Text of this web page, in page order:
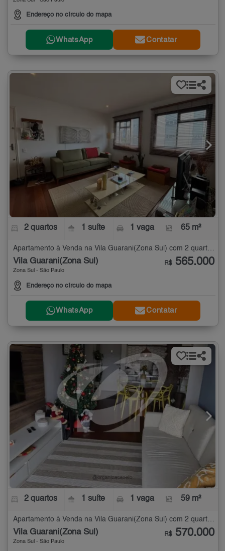
Endereço no círculo do mapa
WhatsApp Contatar
2 quartos 1 suíte 1 vaga 65 m²
Apartamento à Venda na Vila Guarani(Zona Sul) com 2 quartos - 65 m²
Vila Guarani(Zona Sul)
Zona Sul - São Paulo
Endereço no círculo do mapa
R$ 565.000
WhatsApp Contatar
2 quartos 1 suíte 1 vaga 59 m²
Vila Guarani(Zona Sul)
Zona Sul - São Paulo
R$ 570.000